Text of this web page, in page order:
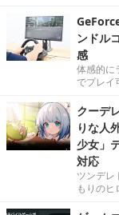
ンドル
感
体感的に
でプレイ
クーデ
りな人
少女」
対応
ツンデレ
もりのヒ